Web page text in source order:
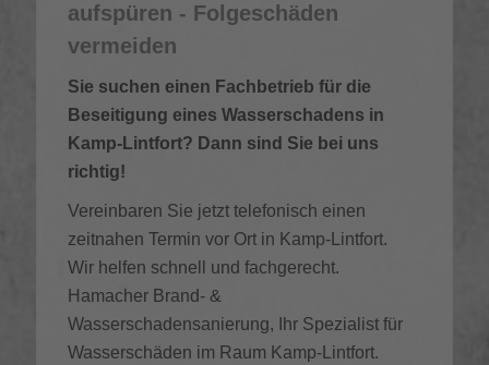
aufspüren - Folgeschäden
vermeiden
Sie suchen einen Fachbetrieb für die
Beseitigung eines Wasserschadens in
Kamp-Lintfort? Dann sind Sie bei uns
richtig!
Vereinbaren Sie jetzt telefonisch einen
zeitnahen Termin vor Ort in Kamp-Lintfort.
Wir helfen schnell und fachgerecht.
Hamacher Brand- &
Wasserschadensanierung, Ihr Spezialist für
Wasserschäden im Raum Kamp-Lintfort.